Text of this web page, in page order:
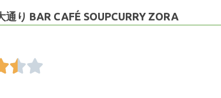
り BAR CAFÉ SOUPCURRY ZORA